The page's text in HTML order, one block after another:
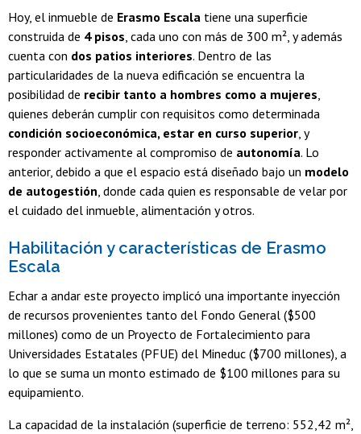
Hoy, el inmueble de Erasmo Escala tiene una superficie
construida de 4 pisos, cada uno con más de 300 m², y además
cuenta con dos patios interiores. Dentro de las
particularidades de la nueva edificación se encuentra la
posibilidad de recibir tanto a hombres como a mujeres,
quienes deberán cumplir con requisitos como determinada
condición socioeconómica, estar en curso superior, y
responder activamente al compromiso de autonomía. Lo
anterior, debido a que el espacio está diseñado bajo un modelo
de autogestión, donde cada quien es responsable de velar por
el cuidado del inmueble, alimentación y otros.
Habilitación y características de Erasmo
Escala
Echar a andar este proyecto implicó una importante inyección
de recursos provenientes tanto del Fondo General ($500
millones) como de un Proyecto de Fortalecimiento para
Universidades Estatales (PFUE) del Mineduc ($700 millones), a
lo que se suma un monto estimado de $100 millones para su
equipamiento.
La capacidad de la instalación (superficie de terreno: 552,42 m²,